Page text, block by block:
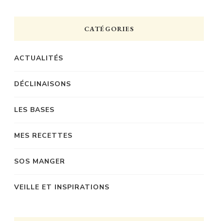
CATÉGORIES
ACTUALITÉS
DÉCLINAISONS
LES BASES
MES RECETTES
SOS MANGER
VEILLE ET INSPIRATIONS